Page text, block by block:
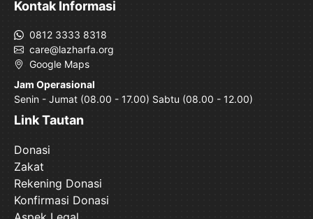
Kontak Informasi
0812 3333 8318
care@lazharfa.org
Google Maps
Jam Operasional
Senin - Jumat (08.00 - 17.00) Sabtu (08.00 - 12.00)
Link Tautan
Donasi
Zakat
Rekening Donasi
Konfirmasi Donasi